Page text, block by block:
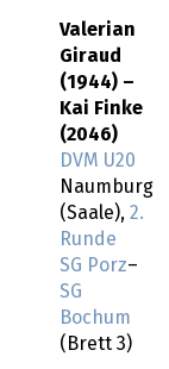
Valerian
Giraud
(1944) –
Kai Finke
(2046)
DVM U20
Naumburg
(Saale), 2.
Runde
SG Porz–
SG
Bochum
(Brett 3)